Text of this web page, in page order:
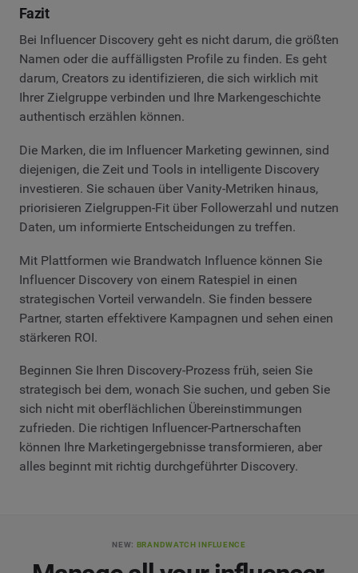
Fazit
Bei Influencer Discovery geht es nicht darum, die größten
Namen oder die auffälligsten Profile zu finden. Es geht
darum, Creators zu identifizieren, die sich wirklich mit
Ihrer Zielgruppe verbinden und Ihre Markengeschichte
authentisch erzählen können.
Die Marken, die im Influencer Marketing gewinnen, sind
diejenigen, die Zeit und Tools in intelligente Discovery
investieren. Sie schauen über Vanity-Metriken hinaus,
priorisieren Zielgruppen-Fit über Followerzahl und nutzen
Daten, um informierte Entscheidungen zu treffen.
Mit Plattformen wie Brandwatch Influence können Sie
Influencer Discovery von einem Ratespiel in einen
strategischen Vorteil verwandeln. Sie finden bessere
Partner, starten effektivere Kampagnen und sehen einen
stärkeren ROI.
Beginnen Sie Ihren Discovery-Prozess früh, seien Sie
strategisch bei dem, wonach Sie suchen, und geben Sie
sich nicht mit oberflächlichen Übereinstimmungen
zufrieden. Die richtigen Influencer-Partnerschaften
können Ihre Marketingergebnisse transformieren, aber
alles beginnt mit richtig durchgeführter Discovery.
NEW: BRANDWATCH INFLUENCE